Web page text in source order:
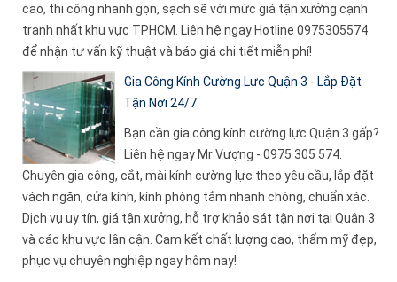
cao, thi công nhanh gọn, sạch sẽ với mức giá tận xưởng cạnh
tranh nhất khu vực TPHCM. Liên hệ ngay Hotline 0975305574
để nhận tư vấn kỹ thuật và báo giá chi tiết miễn phí!
Gia Công Kính Cường Lực Quận 3 - Lắp Đặt
Tận Nơi 24/7
Bạn cần gia công kính cường lực Quận 3 gấp?
Liên hệ ngay Mr Vượng - 0975 305 574.
Chuyên gia công, cắt, mài kính cường lực theo yêu cầu, lắp đặt
vách ngăn, cửa kính, kính phòng tắm nhanh chóng, chuẩn xác.
Dịch vụ uy tín, giá tận xưởng, hỗ trợ khảo sát tận nơi tại Quận 3
và các khu vực lân cận. Cam kết chất lượng cao, thẩm mỹ đẹp,
phục vụ chuyên nghiệp ngay hôm nay!